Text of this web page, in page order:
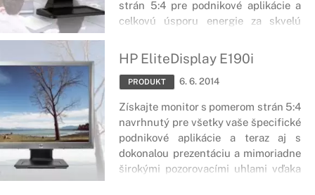
strán 5:4 pre podnikové aplikácie a
celkovú úsporu energie za skvelú
HP EliteDisplay E190i
PRODUKT 6. 6. 2014
Získajte monitor s pomerom strán 5:4
navrhnutý pre všetky vaše špecifické
podnikové aplikácie a teraz aj s
dokonalou prezentáciu a mimoriadne
širokými pozorovacími uhlami vďaka